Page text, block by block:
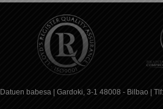
Datuen babesa | Gardoki, 3-1 48008 - Bilbao |